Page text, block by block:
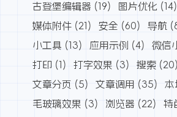
古登堡编辑器 (19) 图片优化 (14)
媒体附件 (21) 安全 (60) 导航
小工具 (13) 应用示例 (4) 微信
打印 (1) 打字效果 (3) 搜索 (20)
文章分页 (5) 文章调用 (35) 本
毛玻璃效果 (3) 浏览器 (22) 特